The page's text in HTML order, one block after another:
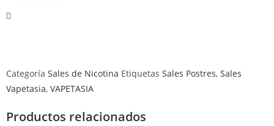
Categoría Sales de Nicotina Etiquetas Sales Postres, Sales
Vapetasia, VAPETASIA
Productos relacionados